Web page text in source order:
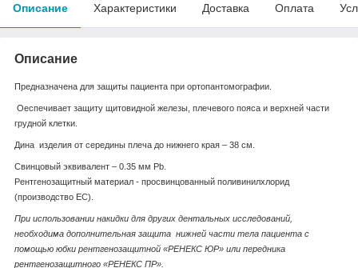
Описание Характеристики Доставка Оплата
Описание
Предназначена для защиты пациента при ортопантомографии.
Оеспечивает защиту щитовидной железы, плечевого пояса и верхней части
грудной клетки.
Дина изделия от середины плеча до нижнего края – 38 см.
Свинцовый эквивалент – 0.35 мм Pb.
Рентгенозащитный материал - просвинцованный поливинилхлорид
(производство ЕС).
При использовании накидки для других дентальных исследований,
необходима дополнительная защита нижней части тела пациента с
помощью юбки рентгенозащитной «РЕНЕКС ЮР» или передника
рентгенозащитного «РЕНЕКС ПР».